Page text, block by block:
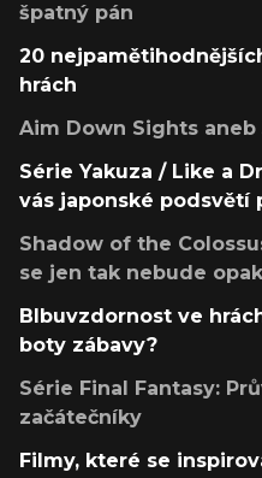
špatný pán
20
hrách
Aim Down Sights
Série Yakuza / Like a
vás japonské podsvětí
Shadow of the
se jen tak nebude
Blbuvzdornost ve
boty zábavy?
Série Final Fantasy:
začátečníky
Filmy, které se